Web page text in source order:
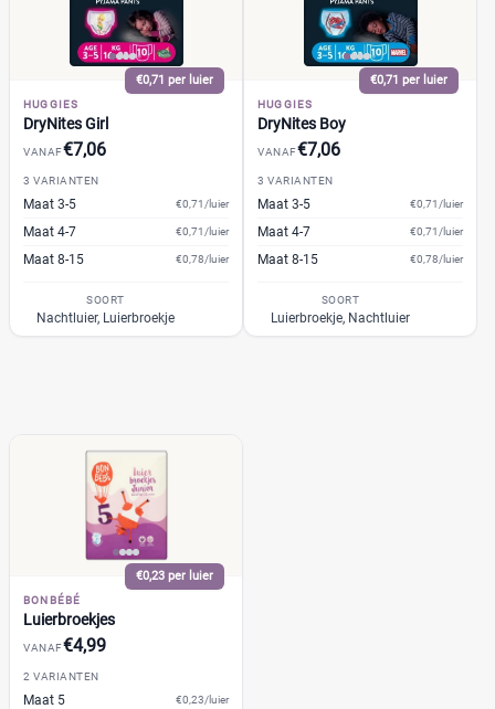
Trekpleister
Wiona
20 60
Verpakking
Maandbox
Voordeelpak (20)
2-15+
2-3
€0,71 per luier
HUGGIES
DryNites Girl
VANAF€7,06
3 VARIANTEN
Maat 3-5 €0,71/luier
Maat 4-7 €0,71/luier
Maat 8-15 €0,78/luier
SOORT
Nachtluier, Luierbroekje
€0,71 per luier
HUGGIES
DryNites Boy
VANAF€7,06
3 VARIANTEN
Maat 3-5 €0,71/luier
Maat 4-7 €0,71/luier
Maat 8-15 €0,78/luier
SOORT
Luierbroekje, Nachtluier
€0,23 per luier
BONBÉBÉ
Luierbroekjes
VANAF€4,99
2 VARIANTEN
Maat 5 €0,23/luier